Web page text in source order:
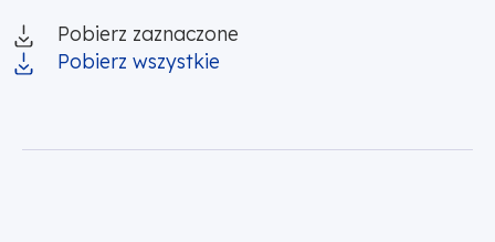
Pobierz zaznaczone
Pobierz wszystkie